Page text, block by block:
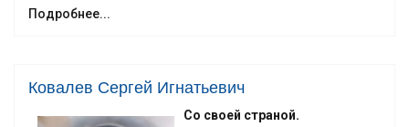
Подробнее...
Ковалев Сергей Игнатьевич
Со своей страной.